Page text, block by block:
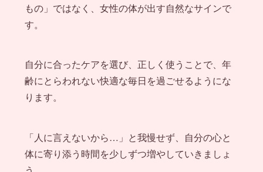
もの」ではなく、女性の体が出す自然なサインで
す。
自分に合ったケアを選び、正しく使うことで、年
齢にとらわれない快適な毎日を過ごせるようにな
ります。
「人に言えないから…」と我慢せず、自分の心と
体に寄り添う時間を少しずつ増やしていきましょ